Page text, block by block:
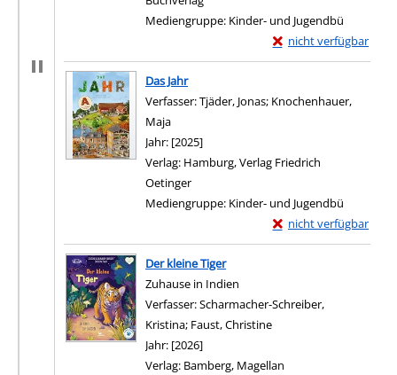
Mediengruppe: Kinder- und Jugendbü
nicht verfügbar
Exemplar-Details von
Zum Download von
Das Jahr
Verfasser:Tjäder, Jonas; Knochenhauer,
Maja
Jahr: [2025]
Verlag: Hamburg, Verlag Friedrich
Oetinger
Mediengruppe: Kinder- und Jugendbü
nicht verfügbar
Exemplar-Details von
Zum Download von
Der kleine Tiger
Zuhause in Indien
Verfasser:Scharmacher-Schreiber,
Kristina; Faust, Christine
Jahr: [2026]
Verlag: Bamberg, Magellan